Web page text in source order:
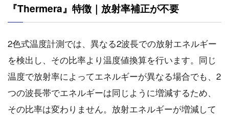
『Thermera』特徴｜放射率補正が不要
2色式温度計測では、異なる2波長での放射エネルギー
を検出し、その比率より温度値換算を行います。同じ
温度で放射率によってエネルギーが異なる場合でも、2
つの波長帯でエネルギーは同じように増減するため、
その比率は変わりません。放射エネルギーが増減して